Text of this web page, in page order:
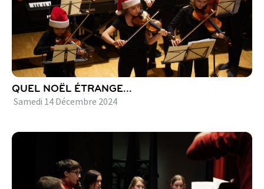
QUEL NOËL ÉTRANGE...
Samedi 14 Décembre 2024